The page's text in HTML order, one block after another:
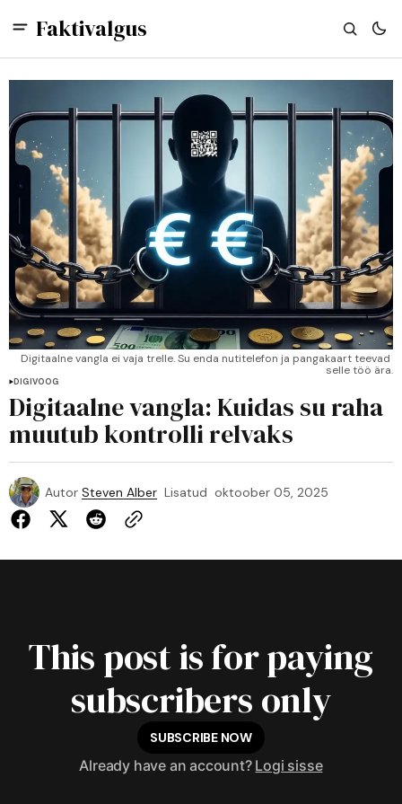
Faktivalgus
Digitaalne vangla ei vaja trelle. Su enda nutitelefon ja pangakaart teevad
selle töö ära.
DIGIVOOG
Digitaalne vangla: Kuidas su raha
muutub kontrolli relvaks
Autor Steven Alber Lisatud oktoober 05, 2025
This post is for paying
subscribers only
SUBSCRIBE NOW
Already have an account? Logi sisse